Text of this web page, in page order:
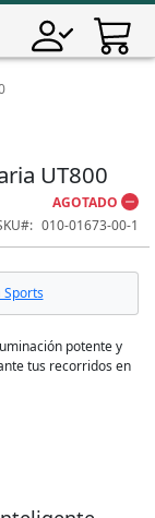
UT800
AGOTADO
010-01673-00-1
Sports
potente y
tus recorridos en